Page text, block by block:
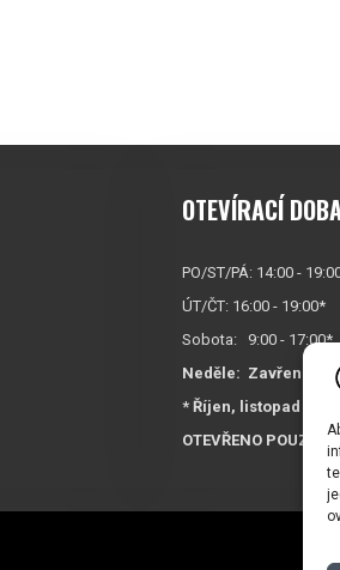
OTEVÍRACÍ
PO/ST/PÁ: 14:00 -
ÚT/ČT: 16:00 - 19:00*
Sobota: 9:00 - 17:00*
Neděle: Zavřeno
* Říjen, listopad a
OTEVŘENO POUZE